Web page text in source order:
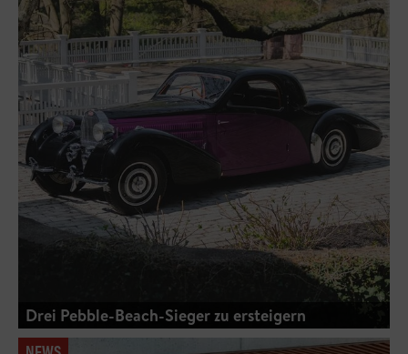
Drei Pebble-Beach-Sieger zu ersteigern